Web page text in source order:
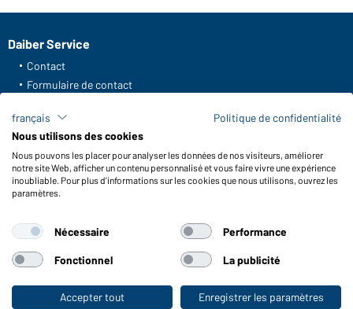
Vers la boutique pour particuliers
Daiber Service
Contact
Formulaire de contact
FAQ / Manuel d' utilisation
Vérifier le stock
Reporting system according to whistleblower protection act
Fonctions et entretien
Conseils d'entretien
Tailles
Couleurs
français
Politique de confidentialité
Nous utilisons des cookies
Nous pouvons les placer pour analyser les données de nos visiteurs, améliorer
notre site Web, afficher un contenu personnalisé et vous faire vivre une expérience
inoubliable. Pour plus d'informations sur les cookies que nous utilisons, ouvrez les
paramètres.
Nécessaire Performance
Fonctionnel La publicité
Accepter tout Enregistrer les paramètres